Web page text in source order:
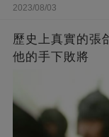
2023/08/03
歷史上真實的張
他的手下敗將